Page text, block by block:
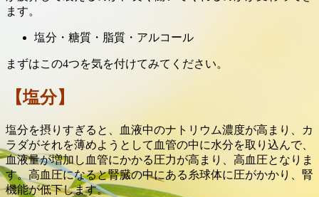
ます。
塩分・糖質・脂質・アルコール
まずはこの4つを気を付けてみてください。
【塩分】
塩分を摂りすぎると、血液中のナトリウム濃度が高まり、カ
ラダがそれを薄めようとして血管の中に水分を取り込んで、
血液量が増加し血管にかかる圧力が高まり、高血圧となりま
す。高血圧になると腎臓の中にある糸球体に圧がかかり、腎
機能が低下します。